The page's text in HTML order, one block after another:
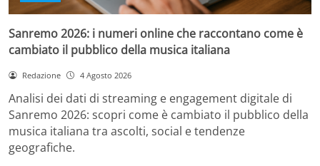
Sanremo 2026: i numeri online che raccontano come è
cambiato il pubblico della musica italiana
Redazione 4 Agosto 2026
Analisi dei dati di streaming e engagement digitale di
Sanremo 2026: scopri come è cambiato il pubblico della
musica italiana tra ascolti, social e tendenze
geografiche.